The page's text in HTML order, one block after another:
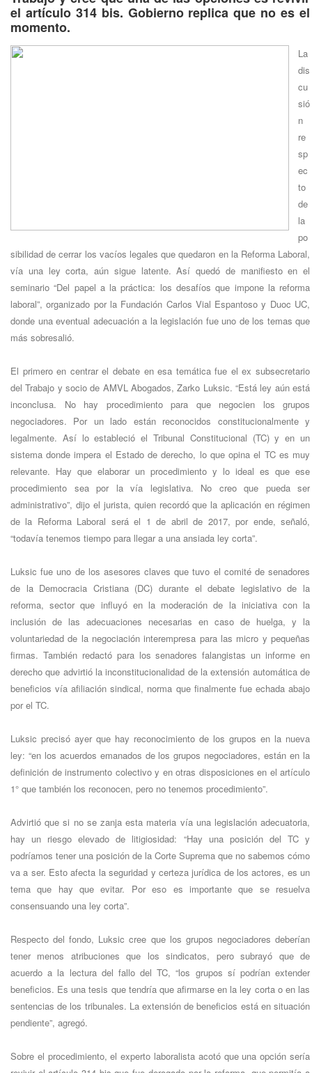
el artículo 314 bis. Gobierno replica que no es el
momento.
La
dis
cu
sió
n
re
sp
ec
to
de
la
po
sibilidad de cerrar los vacíos legales que quedaron en la Reforma Laboral,
vía una ley corta, aún sigue latente. Así quedó de manifiesto en el
seminario “Del papel a la práctica: los desafíos que impone la reforma
laboral”, organizado por la Fundación Carlos Vial Espantoso y Duoc UC,
donde una eventual adecuación a la legislación fue uno de los temas que
más sobresalió.
El primero en centrar el debate en esa temática fue el ex subsecretario
del Trabajo y socio de AMVL Abogados, Zarko Luksic. “Está ley aún está
inconclusa. No hay procedimiento para que negocien los grupos
negociadores. Por un lado están reconocidos constitucionalmente y
legalmente. Así lo estableció el Tribunal Constitucional (TC) y en un
sistema donde impera el Estado de derecho, lo que opina el TC es muy
relevante. Hay que elaborar un procedimiento y lo ideal es que ese
procedimiento sea por la vía legislativa. No creo que pueda ser
administrativo”, dijo el jurista, quien recordó que la aplicación en régimen
de la Reforma Laboral será el 1 de abril de 2017, por ende, señaló,
“todavía tenemos tiempo para llegar a una ansiada ley corta”.
Luksic fue uno de los asesores claves que tuvo el comité de senadores
de la Democracia Cristiana (DC) durante el debate legislativo de la
reforma, sector que influyó en la moderación de la iniciativa con la
inclusión de las adecuaciones necesarias en caso de huelga, y la
voluntariedad de la negociación interempresa para las micro y pequeñas
firmas. También redactó para los senadores falangistas un informe en
derecho que advirtió la inconstitucionalidad de la extensión automática de
beneficios vía afiliación sindical, norma que finalmente fue echada abajo
por el TC.
Luksic precisó ayer que hay reconocimiento de los grupos en la nueva
ley: “en los acuerdos emanados de los grupos negociadores, están en la
definición de instrumento colectivo y en otras disposiciones en el artículo
1° que también los reconocen, pero no tenemos procedimiento”.
Advirtió que si no se zanja esta materia vía una legislación adecuatoria,
hay un riesgo elevado de litigiosidad: “Hay una posición del TC y
podríamos tener una posición de la Corte Suprema que no sabemos cómo
va a ser. Esto afecta la seguridad y certeza jurídica de los actores, es un
tema que hay que evitar. Por eso es importante que se resuelva
consensuando una ley corta”.
Respecto del fondo, Luksic cree que los grupos negociadores deberían
tener menos atribuciones que los sindicatos, pero subrayó que de
acuerdo a la lectura del fallo del TC, “los grupos sí podrían extender
beneficios. Es una tesis que tendría que afirmarse en la ley corta o en las
sentencias de los tribunales. La extensión de beneficios está en situación
pendiente”, agregó.
Sobre el procedimiento, el experto laboralista acotó que una opción sería